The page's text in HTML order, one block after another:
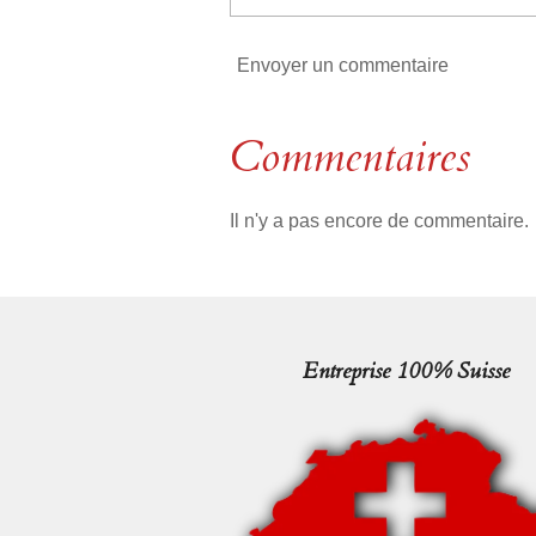
Envoyer un commentaire
Commentaires
Il n'y a pas encore de commentaire.
Entreprise 100% Suisse